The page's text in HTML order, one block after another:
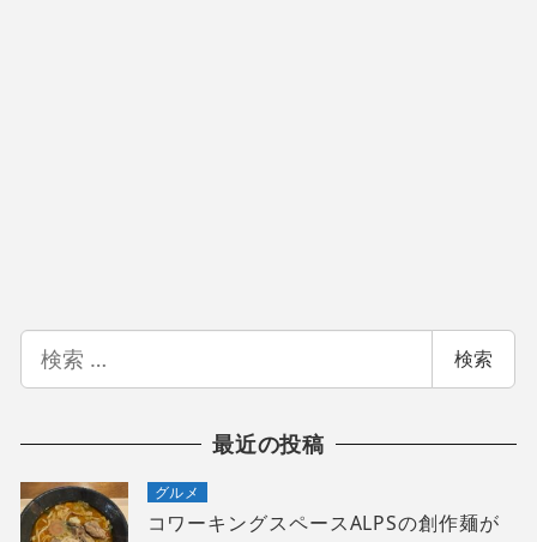
索
検索
最近の投稿
グルメ
コワーキングスペースALPSの創作麺が